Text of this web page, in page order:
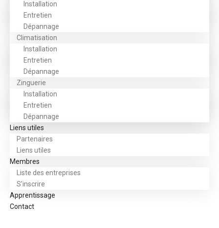
Installation
Entretien
Dépannage
Climatisation
Installation
Entretien
Dépannage
Zinguerie
Installation
Entretien
Dépannage
Liens utiles
Partenaires
Liens utiles
Membres
Liste des entreprises
S’inscrire
Apprentissage
Contact